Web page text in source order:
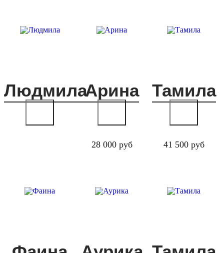
Людмила
28 000 руб
Арина
41 500 руб
Тамила